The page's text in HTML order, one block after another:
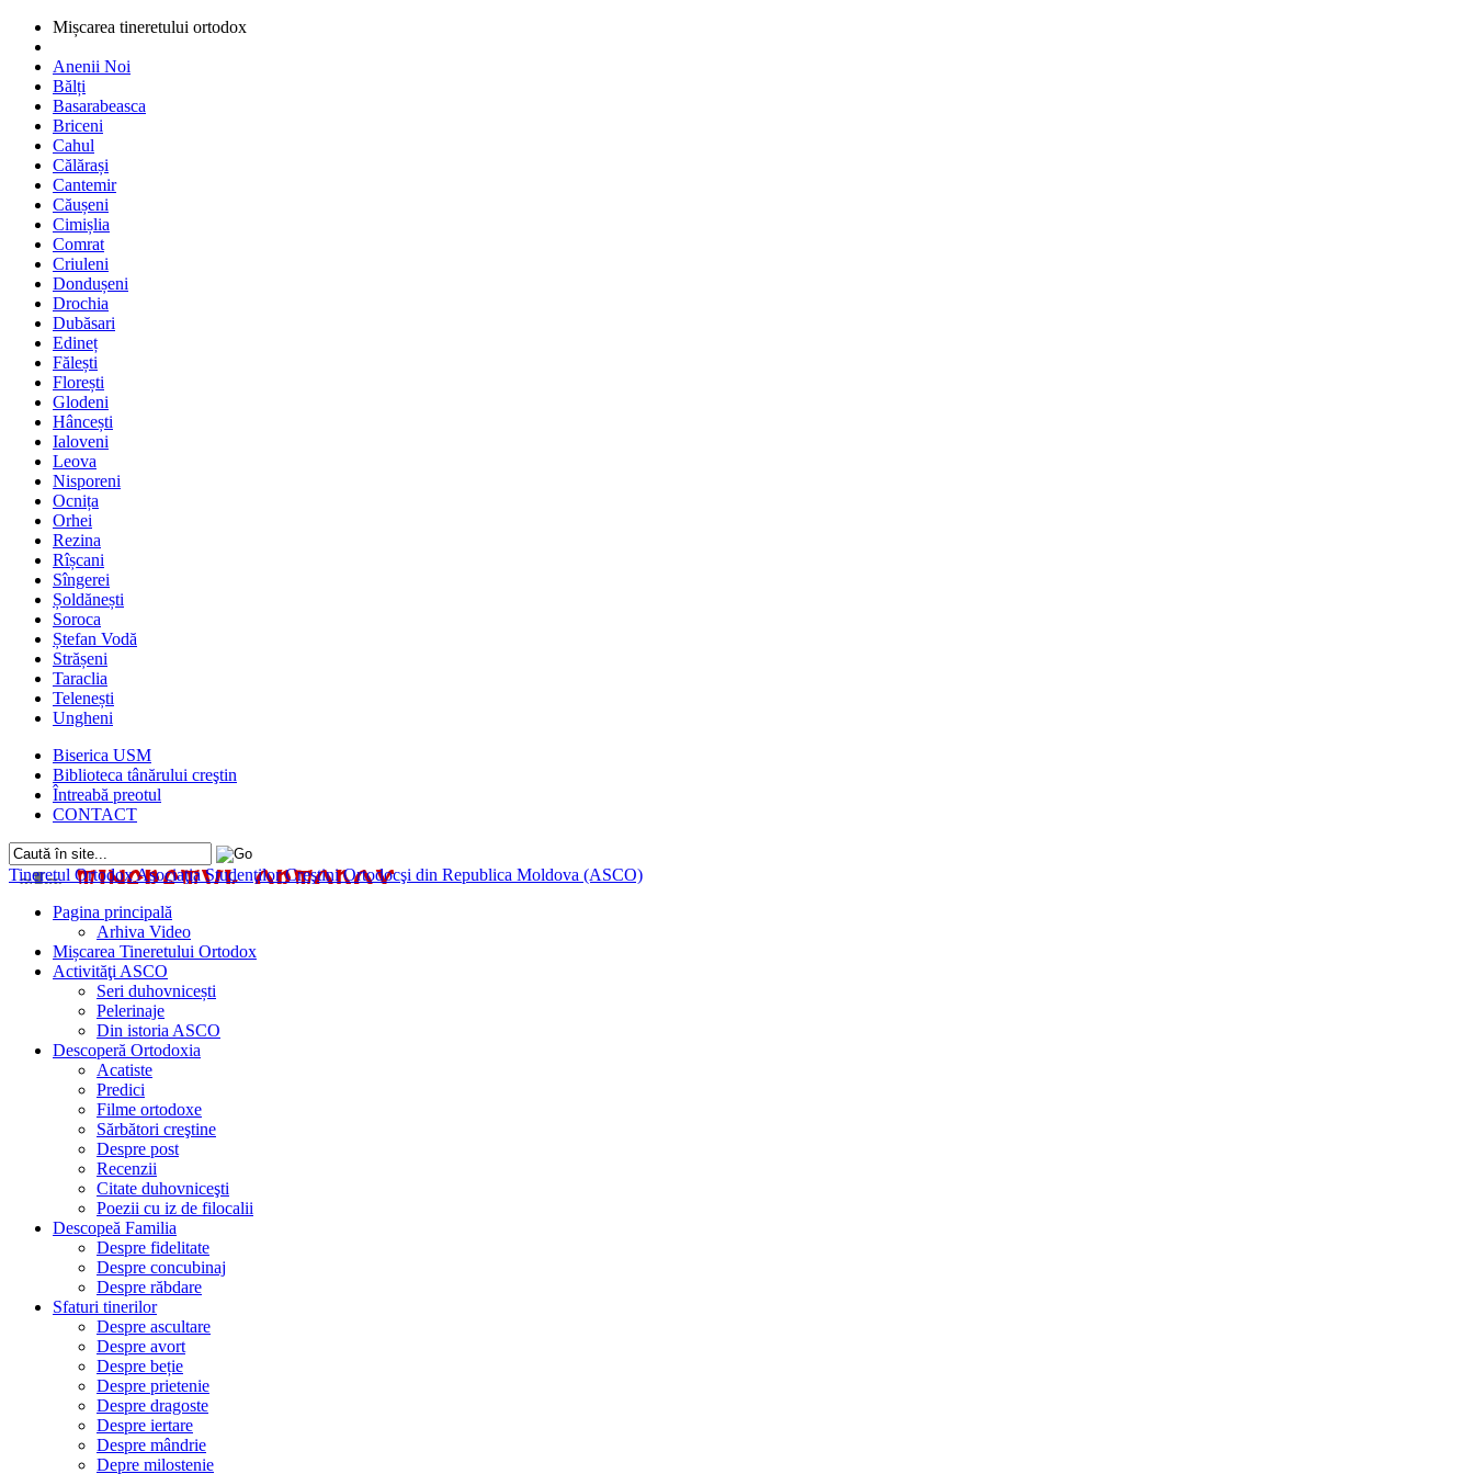
Mișcarea tineretului ortodox
Anenii Noi
Bălți
Basarabeasca
Briceni
Cahul
Călărași
Cantemir
Căușeni
Cimișlia
Comrat
Criuleni
Dondușeni
Drochia
Dubăsari
Edineț
Fălești
Florești
Glodeni
Hâncești
Ialoveni
Leova
Nisporeni
Ocnița
Orhei
Rezina
Rîșcani
Sîngerei
Șoldănești
Soroca
Ștefan Vodă
Strășeni
Taraclia
Telenești
Ungheni
Biserica USM
Biblioteca tânărului creştin
Întreabă preotul
CONTACT
Tineretul OrtodoxAsociaţia Studenţilor Creştini Ortodocşi din Republica Moldova (ASCO)
Pagina principală
Arhiva Video
Mișcarea Tineretului Ortodox
Activităţi ASCO
Seri duhovnicești
Pelerinaje
Din istoria ASCO
Descoperă Ortodoxia
Acatiste
Predici
Filme ortodoxe
Sărbători creştine
Despre post
Recenzii
Citate duhovniceşti
Poezii cu iz de filocalii
Descopeă Familia
Despre fidelitate
Despre concubinaj
Despre răbdare
Sfaturi tinerilor
Despre ascultare
Despre avort
Despre beție
Despre prietenie
Despre dragoste
Despre iertare
Despre mândrie
Depre milostenie